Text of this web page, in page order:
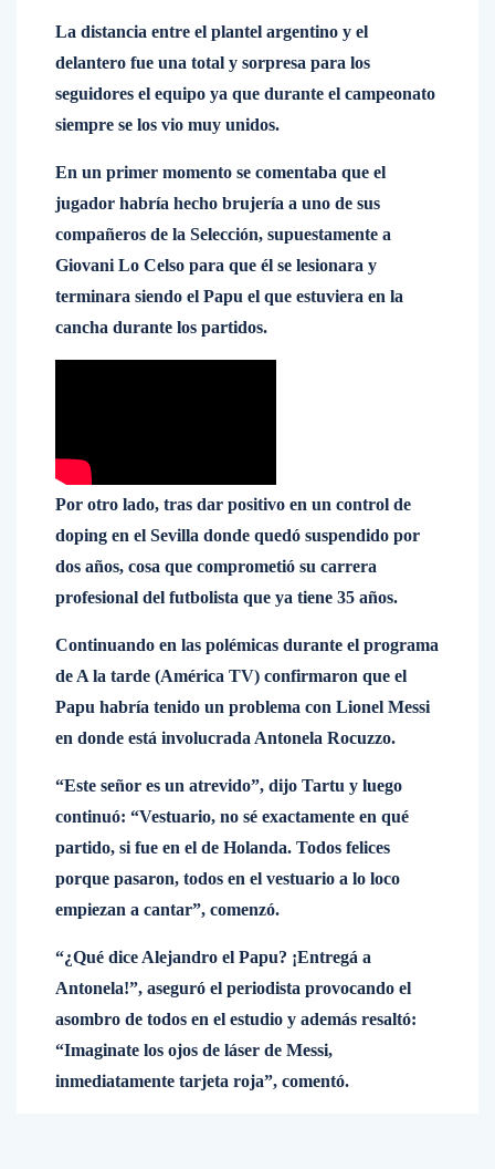
La distancia entre el plantel argentino y el
delantero fue una total y sorpresa para los
seguidores el equipo ya que durante el campeonato
siempre se los vio muy unidos.
En un primer momento se comentaba que el
jugador habría hecho brujería a uno de sus
compañeros de la Selección, supuestamente a
Giovani Lo Celso para que él se lesionara y
terminara siendo el Papu el que estuviera en la
cancha durante los partidos.
Por otro lado, tras dar positivo en un control de
doping en el Sevilla donde quedó suspendido por
dos años, cosa que comprometió su carrera
profesional del futbolista que ya tiene 35 años.
Continuando en las polémicas durante el programa
de A la tarde (América TV) confirmaron que el
Papu habría tenido un problema con Lionel Messi
en donde está involucrada Antonela Rocuzzo.
“Este señor es un atrevido”, dijo Tartu y luego
continuó: “Vestuario, no sé exactamente en qué
partido, si fue en el de Holanda. Todos felices
porque pasaron, todos en el vestuario a lo loco
empiezan a cantar”, comenzó.
“¿Qué dice Alejandro el Papu? ¡Entregá a
Antonela!”, aseguró el periodista provocando el
asombro de todos en el estudio y además resaltó:
“Imaginate los ojos de láser de Messi,
inmediatamente tarjeta roja”, comentó.